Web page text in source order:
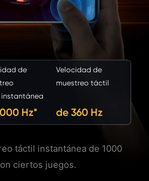
táctil instantánea de 1000
ciertos juegos.
de
Hz*
Velocidad de
muestreo táctil
de 360 Hz